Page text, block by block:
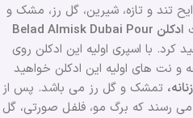
تند و تازه، شیرین، گل رز، مشک و
ادکلن Belad Almisk Dubai Pour
کرد. با اسپری اولیه این ادکلن روی
و نت های اولیه این ادکلن خواهید
تمشک و گل رز می باشد. پس از
رسند که برگ مو، فلفل صورتی، گل